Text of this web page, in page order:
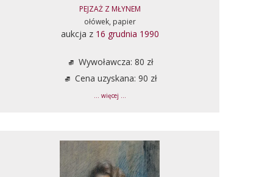
PEJZAŻ Z MŁYNEM
ołówek, papier
aukcja z 16 grudnia 1990
Wywoławcza: 80 zł
Cena uzyskana: 90 zł
... więcej ...